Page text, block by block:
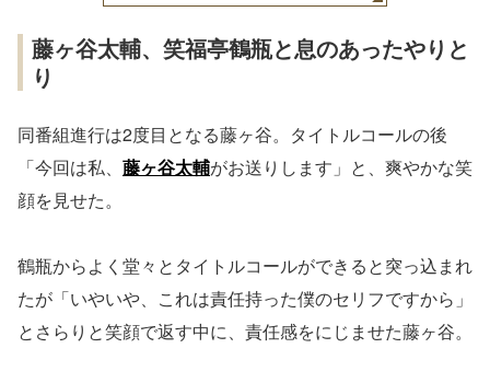
藤ヶ谷太輔、笑福亭鶴瓶と息のあったやりと
り
同番組進行は2度目となる藤ヶ谷。タイトルコールの後
「今回は私、 藤ヶ谷太輔がお送りします」と、爽やかな笑
顔を見せた。
鶴瓶からよく堂々とタイトルコールができると突っ込まれ
たが「いやいや、これは責任持った僕のセリフですから」
とさらりと笑顔で返す中に、責任感をにじませた藤ヶ谷。